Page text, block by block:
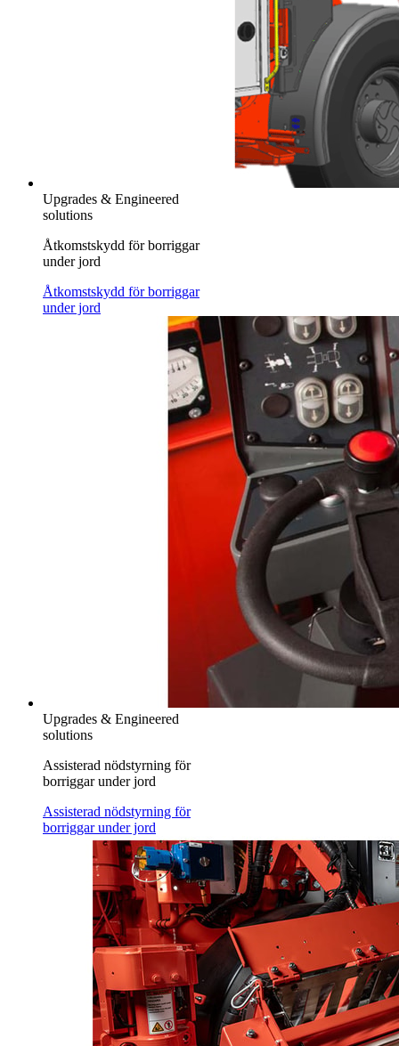
Upgrades & Engineered
solutions
Åtkomstskydd för borriggar
under jord
Åtkomstskydd för borriggar
under jord
Upgrades & Engineered
solutions
Assisterad nödstyrning för
borriggar under jord
Assisterad nödstyrning för
borriggar under jord